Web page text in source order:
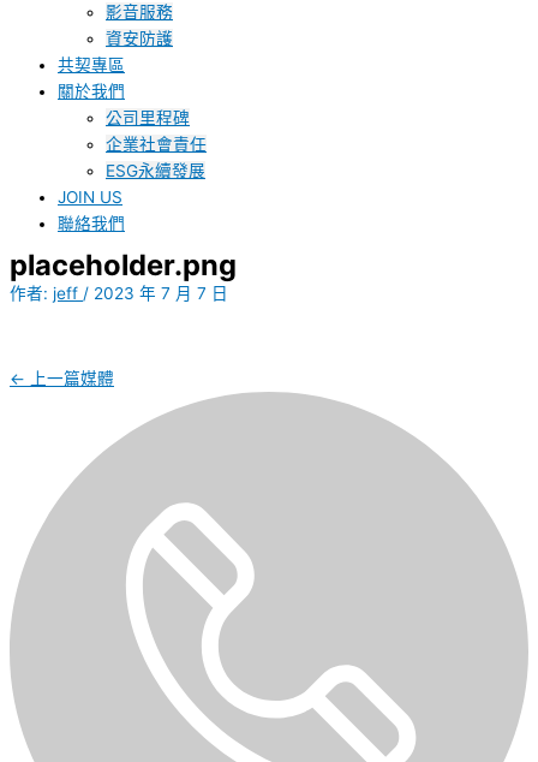
影音服務
資安防護
共契專區
關於我們
公司里程碑
企業社會責任
ESG永續發展
JOIN US
聯絡我們
placeholder.png
作者: jeff / 2023 年 7 月 7 日
← 上一篇媒體